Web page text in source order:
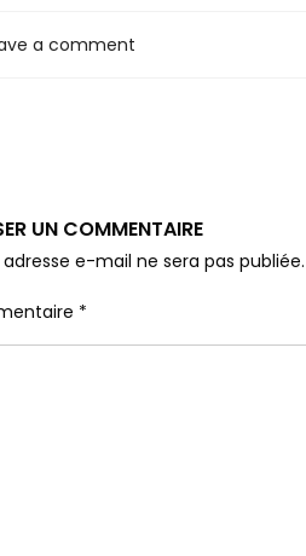
a comment
UN COMMENTAIRE
e-mail ne sera pas publiée.
*